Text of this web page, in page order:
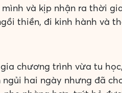
và kịp nhận ra thời
thiền, đi kinh hành và
chương trình vừa tu
ngủi hai ngày nhưng đã